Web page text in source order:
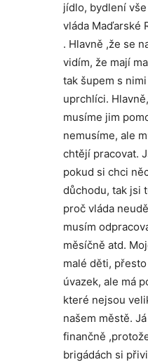
jídlo, bydlení
vláda Maďarské
. Hlavně ,že se
vidím, že mají
tak šupem s
uprchlíci.
musíme jim
nemusíme, ale
chtějí pracovat.
pokud si chci
důchodu, tak jsi
proč vláda
musím
měsíčně atd.
malé děti,
úvazek, ale má
které nejsou
našem městě.
finančně
brigádách si